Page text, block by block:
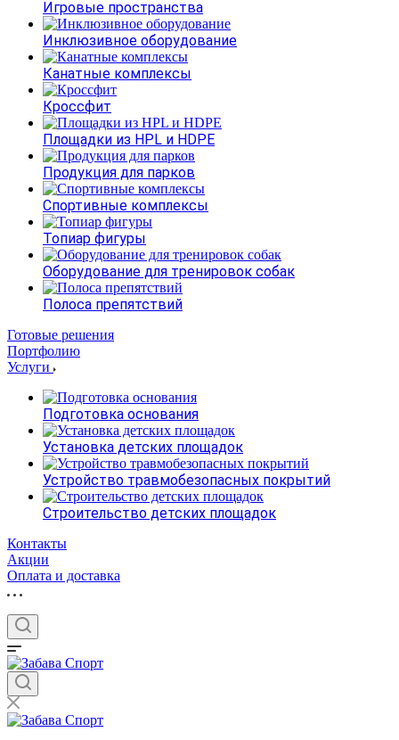
Игровые пространства
Инклюзивное оборудование
Канатные комплексы
Кроссфит
Площадки из HPL и HDPE
Продукция для парков
Спортивные комплексы
Топиар фигуры
Оборудование для тренировок собак
Полоса препятствий
Готовые решения
Портфолию
Услуги
Подготовка основания
Установка детских площадок
Устройство травмобезопасных покрытий
Строительство детских площадок
Контакты
Акции
Оплата и доставка